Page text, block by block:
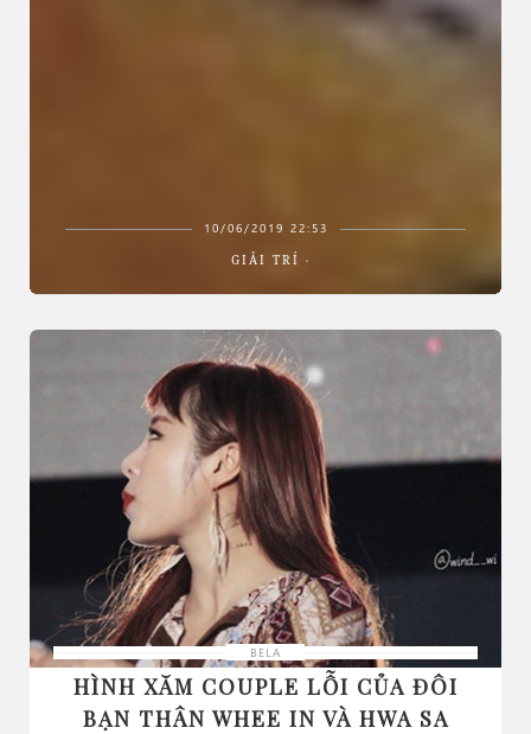
10/06/2019 22:53
GIẢI TRÍ
BELA
HÌNH XĂM COUPLE LỖI CỦA ĐÔI
BẠN THÂN WHEE IN VÀ HWA SA